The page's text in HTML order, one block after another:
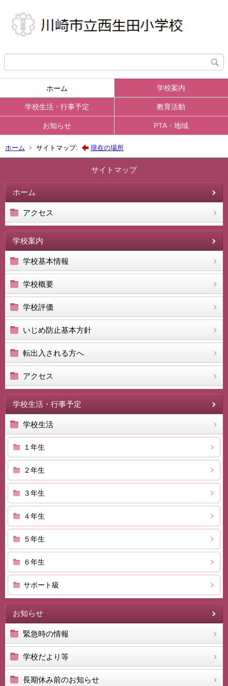
ホーム 学校案内
学校生活・行事予定 教育活動
お知らせ PTA・地域
ホーム サイトマップ: 現在の場所
サイトマップ
ホーム
アクセス
学校案内
学校基本情報
学校概要
学校評価
いじめ防止基本方針
転出入される方へ
アクセス
学校生活・行事予定
学校生活
１年生
２年生
３年生
４年生
５年生
６年生
サポート級
お知らせ
緊急時の情報
学校だより等
長期休み前のお知らせ